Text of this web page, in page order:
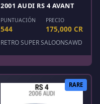
2001 AUDI RS 4 AVANT
PUNTUACIÓN
544
PRECIO
175,000 CR
RETRO SUPER SALOONSAWD
RARE